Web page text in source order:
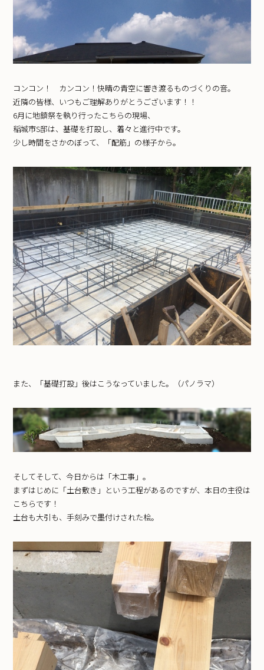
コンコン！ カンコン！快晴の青空に響き渡るものづくりの音。
近隣の皆様、いつもご理解ありがとうございます！！
6月に地鎮祭を執り行ったこちらの現場、
稲城市S邸は、基礎を打設し、着々と進行中です。
少し時間をさかのぼって、「配筋」の様子から。
また、「基礎打設」後はこうなっていました。（パノラマ）
そしてそして、今日からは「木工事」。
まずはじめに「土台敷き」という工程があるのですが、本日の主役は
こちらです！
土台も大引も、手刻みで墨付けされた桧。